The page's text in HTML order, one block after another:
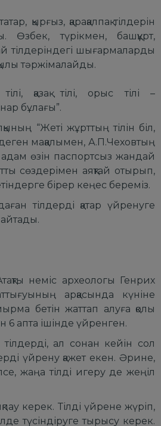
қырғыз, қарақалпақ тілдерін
Өзбек, түрікмен, башқұрт,
тілдеріндегі шығармаларды
тәржімалайды.
қазақ тілі, орыс тілі –
бұлағы”.
“Жеті жұрттың тілін біл,
деген мақалымен, А.П.Чеховтың
адам өзін паспортсыз жандай
сөздерімен аяқтай отырып,
бірер кеңес береміз.
тілдерді қатар үйренуге
айтады.
неміс археологы Генрих
арқасында күніне
бетін жаттап алуға қолы
6 апта ішінде үйренген.
ал сонан кейін сол
үйрену қажет екен. Әрине,
жаңа тілді игеру де жеңіл
керек. Тілді үйрене жүріп,
түсіндіруге тырысу керек.